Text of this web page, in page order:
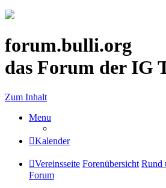
forum.bulli.org
das Forum der IG
Zum Inhalt
Menu
Kalender
Vereinsseite Forenübersicht Rund
Forum